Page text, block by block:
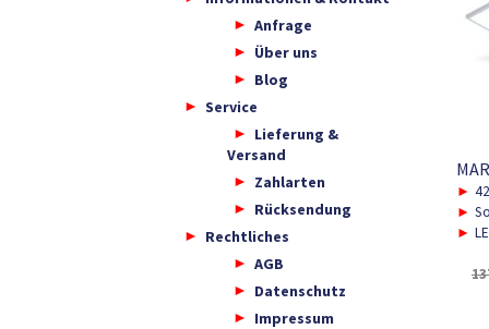
►
►
►
Anfrage
Über uns
Blog
Service
Lieferung &
Versand
Zahlarten
Rücksendung
Rechtliches
AGB
Datenschutz
Impressum